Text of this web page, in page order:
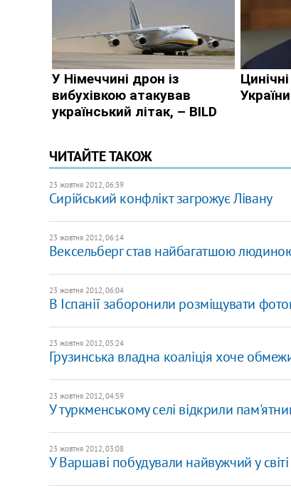
ЧИТАЙТЕ ТАКОЖ
23 жовтня 2012, 06:39
Сирійський конфлікт загрожує Лівану
23 жовтня 2012, 06:14
Вексельберг став найбагатшою
23 жовтня 2012, 06:04
В Іспанії заборонили розміщувати
23 жовтня 2012, 05:24
Грузинська владна коаліція хоче
23 жовтня 2012, 04:59
У туркменському селі відкрили
23 жовтня 2012, 03:08
У Варшаві побудували найвужчий у